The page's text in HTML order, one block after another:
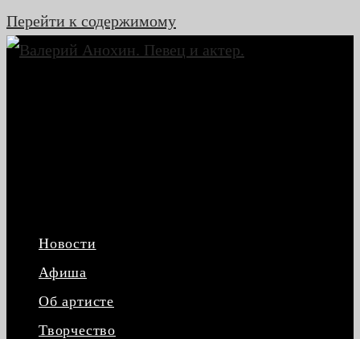
Перейти к содержимому
Новости
Афиша
Об артисте
Творчество